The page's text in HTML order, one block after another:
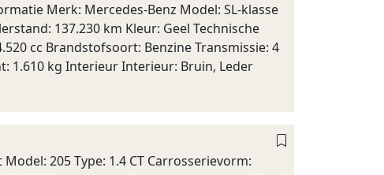
Merk: Mercedes-Benz Model: SL-klasse
137.230 km Kleur: Geel Technische
cc Brandstofsoort: Benzine Transmissie: 4
1.610 kg Interieur Interieur: Bruin, Leder
205 Type: 1.4 CT Carrosserievorm: